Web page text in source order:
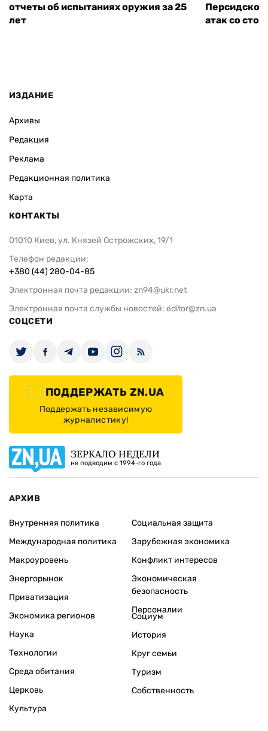
отчеты об испытаниях оружия за 25
лет
атак со
ИЗДАНИЕ
Архивы
Редакция
Реклама
Редакционная политика
Карта
КОНТАКТЫ
01010 Киев, ул. Князей Острожских, 19/1
Телефон редакции:
+380 (44) 280-04-85
Электронная почта редакции: zn94@ukr.net
Электронная почта службы новостей: editor@zn.ua
СОЦСЕТИ
ПОДДЕРЖАТЬ ZN.UA
Поддержать независимую
журналистику!
ЗЕРКАЛО НЕДЕЛИ
не подводим с 1994-го года
АРХИВ
Внутренняя политика
Международная политика
Макроуровень
Энергорынок
Приватизация
Экономика регионов
Социальная защита
Зарубежная экономика
Конфликт интересов
Экономическая
безопасность
Персоналии
Наука
Технологии
Среда обитания
Церковь
Культура
Социум
История
Круг семьи
Туризм
Собственность